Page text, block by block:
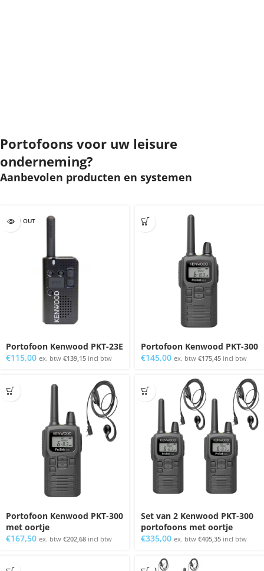
Portofoons voor uw leisure
onderneming?
Aanbevolen producten en systemen
SOLD OUT
Portofoon Kenwood PKT-23E
€115,00 ex. btw €139,15 incl btw
Portofoon Kenwood PKT-300
€145,00 ex. btw €175,45 incl btw
Portofoon Kenwood PKT-300
met oortje
€167,50 ex. btw €202,68 incl btw
Set van 2 Kenwood PKT-300
portofoons met oortje
€335,00 ex. btw €405,35 incl btw